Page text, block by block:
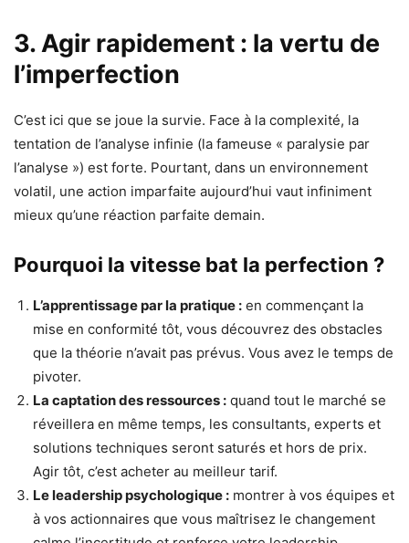
3. Agir rapidement : la vertu de
l’imperfection
C’est ici que se joue la survie. Face à la complexité, la
tentation de l’analyse infinie (la fameuse « paralysie par
l’analyse ») est forte. Pourtant, dans un environnement
volatil, une action imparfaite aujourd’hui vaut infiniment
mieux qu’une réaction parfaite demain.
Pourquoi la vitesse bat la perfection ?
L’apprentissage par la pratique : en commençant la
mise en conformité tôt, vous découvrez des obstacles
que la théorie n’avait pas prévus. Vous avez le temps de
pivoter.
La captation des ressources : quand tout le marché se
réveillera en même temps, les consultants, experts et
solutions techniques seront saturés et hors de prix.
Agir tôt, c’est acheter au meilleur tarif.
Le leadership psychologique : montrer à vos équipes et
à vos actionnaires que vous maîtrisez le changement